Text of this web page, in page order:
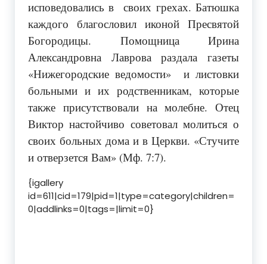
исповедовались в своих грехах. Батюшка
каждого благословил иконой Пресвятой
Богородицы. Помощница Ирина
Александровна Лаврова раздала газеты
«Нижегородские ведомости» и листовки
больными и их родственникам, которые
также присутствовали на молебне. Отец
Виктор настойчиво советовал молиться о
своих больных дома и в Церкви. «Стучите
и отверзется Вам» (Мф. 7:7).
{igallery
id=611|cid=179|pid=1|type=category|children=
0|addlinks=0|tags=|limit=0}